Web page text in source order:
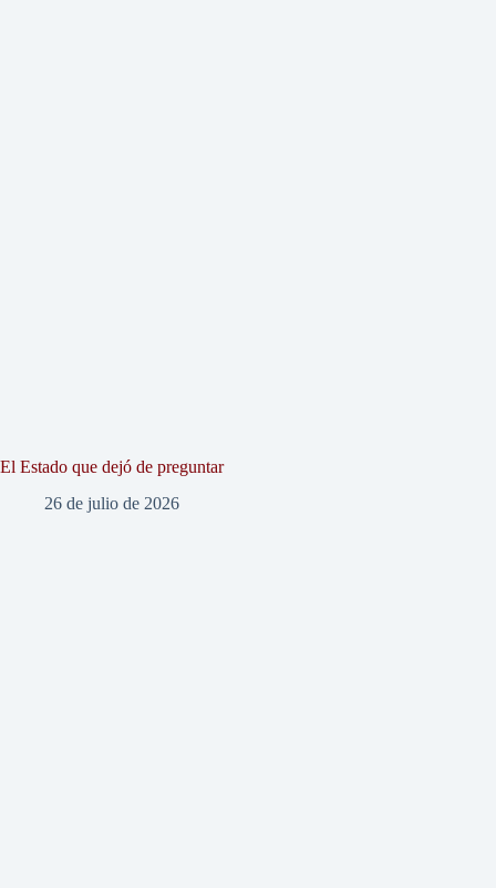
El Estado que dejó de preguntar
26 de julio de 2026